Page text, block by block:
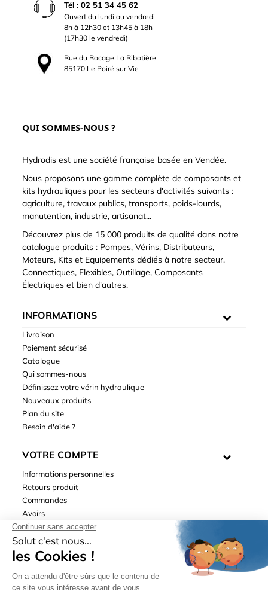
Tél : 02 51 34 45 62
Ouvert du lundi au vendredi
8h à 12h30 et 13h45 à 18h
(17h30 le vendredi)
Rue du Bocage La Ribotière
85170 Le Poiré sur Vie
QUI SOMMES-NOUS ?
Hydrodis est une société française basée en Vendée.
Nous proposons une gamme complète de composants et
kits hydrauliques pour les secteurs d'activités suivants :
agriculture, travaux publics, transports, poids-lourds,
manutention, industrie, artisanat...
Découvrez plus de 15 000 produits de qualité dans notre
catalogue produits : Pompes, Vérins, Distributeurs,
Moteurs, Kits et Equipements dédiés à notre secteur,
Connectiques, Flexibles, Outillage, Composants
Électriques et bien d'autres.
INFORMATIONS
Livraison
Paiement sécurisé
Catalogue
Qui sommes-nous
Définissez votre vérin hydraulique
Nouveaux produits
Plan du site
Besoin d'aide ?
VOTRE COMPTE
Informations personnelles
Retours produit
Commandes
Avoirs
Adresses
Bons de réduction